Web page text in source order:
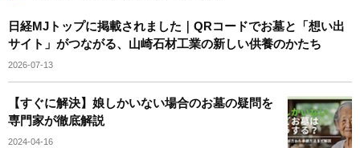
日経MJトップに掲載されました｜QRコードでお墓と「想い出
サイト」がつながる、山崎石材工業の新しい供養のかたち
2026-07-13
【すぐに解決】娘しかいない場合のお墓の疑問を
専門家が徹底解説
2024-04-16